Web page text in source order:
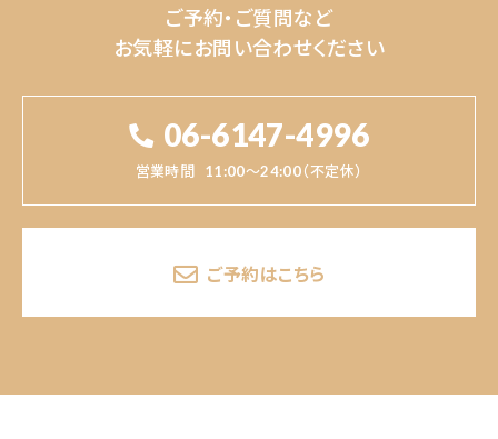
ご予約・ご質問など
お気軽にお問い合わせください
06-6147-4996
営業時間 11:00～24:00（不定休）
ご予約はこちら